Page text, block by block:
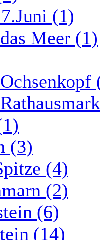
(1)
Meer (1)
(3)
(4)
(2)
(6)
(14)